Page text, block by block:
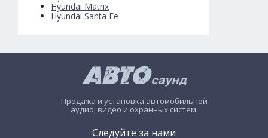
Hyundai Matrix
Hyundai Santa Fe
Продажа и установка автомобильной
аудио, видео и охранных систем.
Следуйте за нами